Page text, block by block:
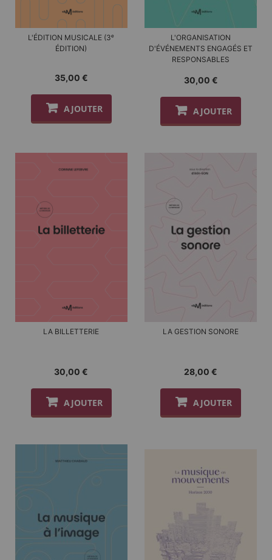
L'ÉDITION MUSICALE (3ᵉ
ÉDITION)
35,00 €
AJOUTER
L'ORGANISATION
D'ÉVÉNEMENTS ENGAGÉS ET
RESPONSABLES
30,00 €
AJOUTER
LA BILLETTERIE
30,00 €
AJOUTER
LA GESTION SONORE
28,00 €
AJOUTER